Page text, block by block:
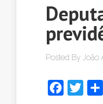
Posted By João